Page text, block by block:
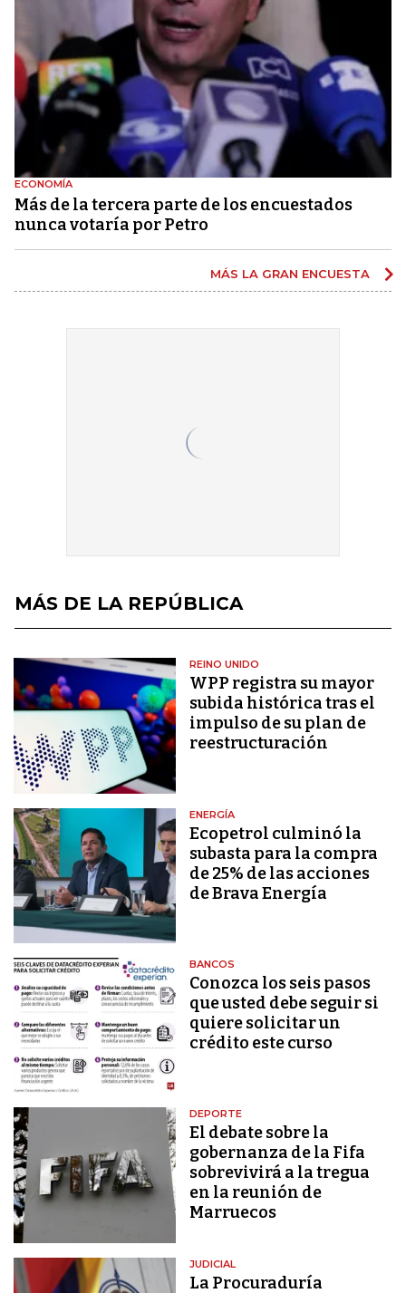
ECONOMÍA
Más de la tercera parte de los encuestados
nunca votaría por Petro
MÁS LA GRAN ENCUESTA
MÁS DE LA REPÚBLICA
REINO UNIDO
WPP registra su mayor
subida histórica tras el
impulso de su plan de
reestructuración
ENERGÍA
Ecopetrol culminó la
subasta para la compra
de 25% de las acciones
de Brava Energía
BANCOS
Conozca los seis pasos
que usted debe seguir si
quiere solicitar un
crédito este curso
DEPORTE
El debate sobre la
gobernanza de la Fifa
sobrevivirá a la tregua
en la reunión de
Marruecos
JUDICIAL
La Procuraduría